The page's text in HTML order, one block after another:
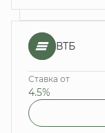
ВТБ
Ставка от
4.5%